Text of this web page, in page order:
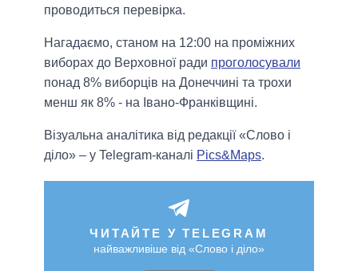
проводиться перевірка.
Нагадаємо, станом на 12:00 на проміжних
виборах до Верховної ради проголосували
понад 8% виборців на Донеччині та трохи
менш як 8% - на Івано-Франківщині.
Візуальна аналітика від редакції «Слово і
діло» – у Telegram-каналі Pics&Maps.
ЧИТАЙТЕ У TELEGRAM
найважливіше від «Слово і діло»